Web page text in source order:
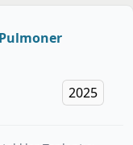
2025